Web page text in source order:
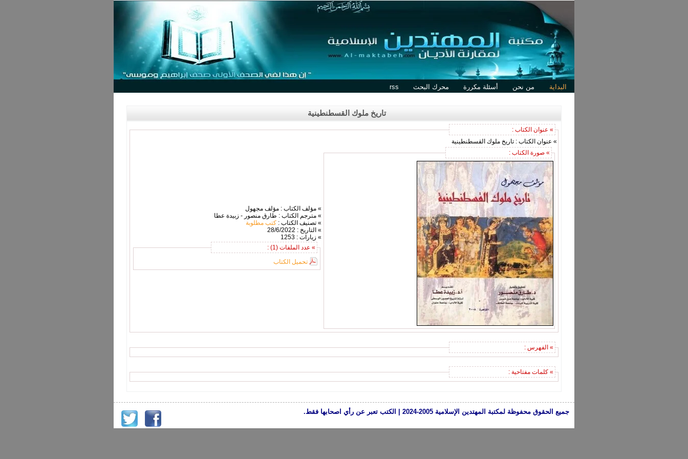
البداية من نحن أسئلة مكررة محرك البحث rss
تاريخ ملوك القسطنطينية
» عنوان الكتاب :
» عنوان الكتاب : تاريخ ملوك القسطنطينية
» صورة الكتاب :
» مؤلف الكتاب : مؤلف مجهول
» مترجم الكتاب : طارق منصور - زبيدة عطا
» تصنيف الكتاب : كتب مطلوبة
» التاريخ : 28/6/2022
» زيارات : 1253
» عدد الملفات (1) :
تحميل الكتاب
» الفهرس :
» كلمات مفتاحية :
جميع الحقوق محفوظة لمكتبة المهتدين الإسلامية 2005-2024 | الكتب تعبر عن رأي اصحابها فقط.